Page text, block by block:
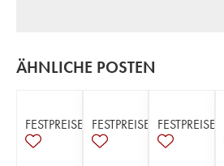
ÄHNLICHE POSTEN
FESTPREISE FESTPREISE FESTPREISE